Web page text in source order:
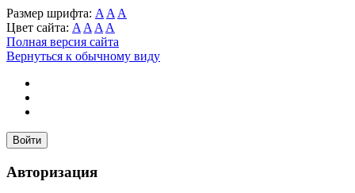
Размер шрифта: A A A
Цвет сайта: A A A A
Полная версия сайта
Вернуться к обычному виду
Войти
Авторизация